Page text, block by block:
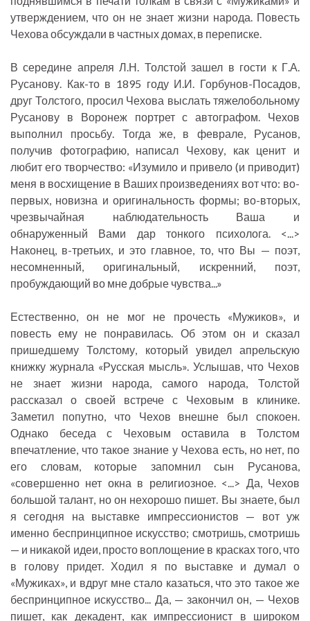
утверждением, что он не знает жизни народа. Повесть
Чехова обсуждали в частных домах, в переписке.
В середине апреля Л.Н. Толстой зашел в гости к Г.А.
Русанову. Как-то в 1895 году И.И. Горбунов-Посадов,
друг Толстого, просил Чехова выслать тяжелобольному
Русанову в Воронеж портрет с автографом. Чехов
выполнил просьбу. Тогда же, в феврале, Русанов,
получив фотографию, написал Чехову, как ценит и
любит его творчество: «Изумило и привело (и приводит)
меня в восхищение в Ваших произведениях вот что: во-
первых, новизна и оригинальность формы; во-вторых,
чрезвычайная наблюдательность Ваша и
обнаруженный Вами дар тонкого психолога. <...>
Наконец, в-третьих, и это главное, то, что Вы — поэт,
несомненный, оригинальный, искренний, поэт,
пробуждающий во мне добрые чувства...»
Естественно, он не мог не прочесть «Мужиков», и
повесть ему не понравилась. Об этом он и сказал
пришедшему Толстому, который увидел апрельскую
книжку журнала «Русская мысль». Услышав, что Чехов
не знает жизни народа, самого народа, Толстой
рассказал о своей встрече с Чеховым в клинике.
Заметил попутно, что Чехов внешне был спокоен.
Однако беседа с Чеховым оставила в Толстом
впечатление, что такое знание у Чехова есть, но нет, по
его словам, которые запомнил сын Русанова,
«совершенно нет окна в религиозное. <...> Да, Чехов
большой талант, но он нехорошо пишет. Вы знаете, был
я сегодня на выставке импрессионистов — вот уж
именно беспринципное искусство; смотришь, смотришь
— и никакой идеи, просто воплощение в красках того, что
в голову придет. Ходил я по выставке и думал о
«Мужиках», и вдруг мне стало казаться, что это такое же
беспринципное искусство... Да, — закончил он, — Чехов
пишет, как декадент, как импрессионист в широком